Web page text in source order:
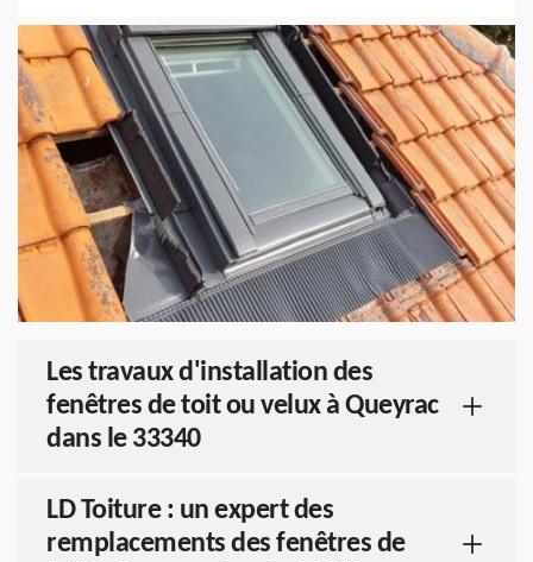
Les travaux d'installation des
fenêtres de toit ou velux à Queyrac
dans le 33340
LD Toiture : un expert des
remplacements des fenêtres de